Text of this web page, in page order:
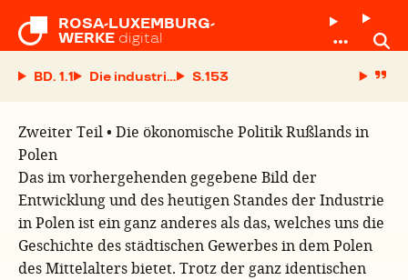
ROSA-LUXEMBURG-
WERKE digital
BD. 1.1 Die industrielle Entwickelung Polens.
S.
Zweiter Teil • Die ökonomische Politik Rußlands in
Polen
Das im vorhergehenden gegebene Bild der
Entwicklung und des heutigen Standes der Industrie
in Polen ist ein ganz anderes als das, welches uns die
Geschichte des städtischen Gewerbes in dem Polen
des Mittelalters bietet. Trotz der ganz identischen